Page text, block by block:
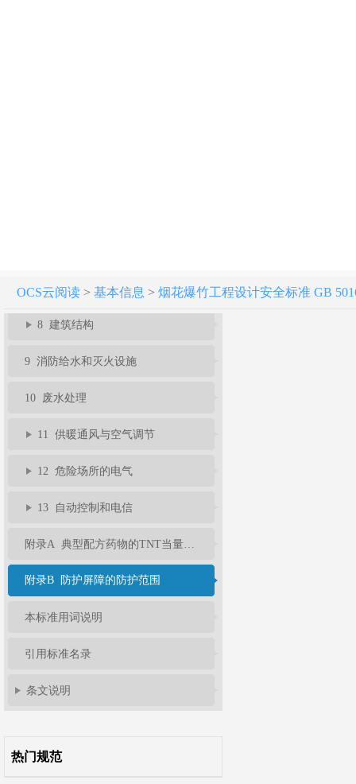
OCS云阅读> 基本信息 > 烟花爆竹工程设计安全标准 GB
7 危险品储存和运输
8 建筑结构
9 消防给水和灭火设施
10 废水处理
11 供暖通风与空气调节
12 危险场所的电气
13 自动控制和电信
附录B 防护屏障的防护范围
本标准用词说明
引用标准名录
条文说明
热门规范